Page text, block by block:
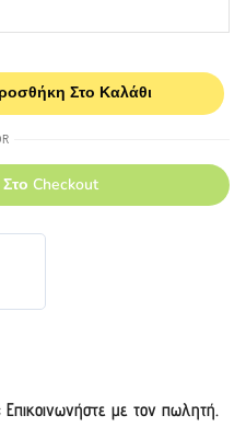
Στο Καλάθι
Στο Checkout
Επικοινωνήστε με τον πωλητή.